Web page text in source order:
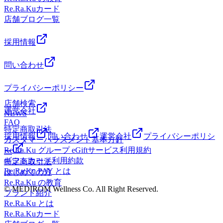
ッチ」を取り入れた「リラク系ボディケア」でみなさんの疲
れを撃退していきます☆中央線武蔵境駅北口徒歩3分 すきっ
蔵境店&lt;営業時間&gt;平日:11時00分～21時00分(最終受
付:20時20分)土日祝:10時30分～21時00分(最終受付:20時20
分)&lt;住所&gt;武蔵野市境1-3-4 エーブル武蔵境1F
営業中!皆様のご来店を心よりお待ちしております。・
*.。・*.。・*.。・*.。・*.。・。。・*.。・*.。・*.。・
*.。・ご予約やお問い合わせはお電話で、お気軽にどうぞ♪
スタッフ一同心よりお待ちしております!・*.。・*.。・
*.。・*.。・*.。・。。・*.。・*.。・*.。・*.。・マッサー
ジのように気持ち良い「肩甲骨ストレッチ&amp;骨盤ストレ
ッチ」を取り入れた「リラク系ボディケア」でみなさんの疲
ぷ通り商店街の郵便局の隣にあります!Re.Ra.Ku(リラク) 武
蔵境店&lt;営業時間&gt;平日:11時00分～21時00分(最終受
付:20時20分)土日祝:10時30分～21時00分(最終受付:20時20
分)&lt;住所&gt;武蔵野市境1-3-4 エーブル武蔵境1F
Re.Ra.Kuカード
店舗ブログ一覧
採用情報
問い合わせ
プライバシーポリシー
運営会社
特定商取引法
カスタマーハラスメント基本方針
Re.Ra.Ku グループ eGiftサービス利用規約
ギフトカード利用約款
Re.Ra.Ku PAY とは
© MEDIROM Wellness Co. All Right Reserved.
店舗検索
NEWS
FAQ
採用情報
問い合わせ 運営会社
プライバシーポリシ
ー
特定商取引法
はじめての方
Re.Ra.Ku の教育
ブランド紹介
Re.Ra.Ku とは
Re.Ra.Kuカード